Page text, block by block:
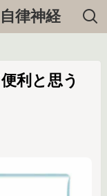
律神経
利と思う